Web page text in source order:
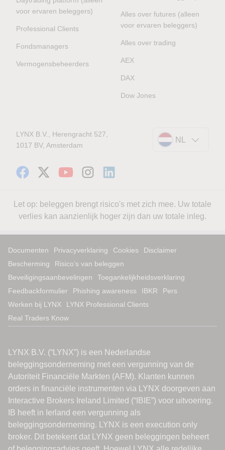
voor ervaren beleggers)
Professional Clients
Fondsmanagers
Vermogensbeheerders
Alles over futures (alleen
voor ervaren beleggers)
Alles over trading
AEX
DAX
Dow Jones
LYNX B.V., Herengracht 527,
1017 BV, Amsterdam
NL
Let op: beleggen brengt risico's met zich mee. Uw totale
verlies kan aanzienlijk hoger zijn dan uw totale inleg.
Documenten Privacyverklaring Cookies
Disclaimer
Bescherming
Risico’s van beleggen
Beveiligingsaanbevelingen
Toegankelijkheidsverklaring
Feedbackformulier
Phishing awareness IBKR
Pers
Werken bij LYNX
LYNX Professional Clients
Real Traders Know